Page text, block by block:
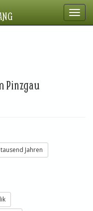
Pinzgau
Jahren